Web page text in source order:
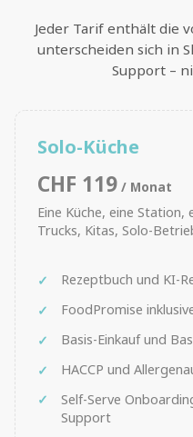
Jeder Tarif enthält die
unterscheiden sich in
Support –
Solo-Küche
CHF 119 / Monat
Eine Küche, eine
Trucks, Kitas, Solo-
Rezeptbuch und KI-
FoodPromise
Basis-Einkauf und
HACCP und
Self-Serve
Support